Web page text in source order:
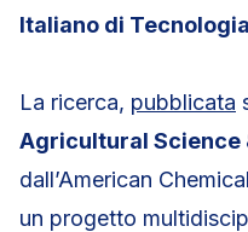
Italiano di
La ricerca, pubblicata
Agricultural Science
dall’American
un progetto